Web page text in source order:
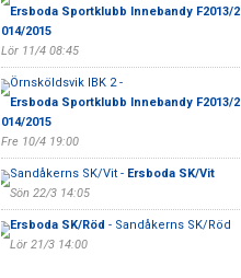
Ersboda Sportklubb Innebandy F2013/2
014/2015
Lör 11/4 08:45
Örnsköldsvik IBK 2 -
Ersboda Sportklubb Innebandy F2013/2
014/2015
Fre 10/4 19:00
Sandåkerns SK/Vit - Ersboda SK/Vit
Sön 22/3 14:05
Ersboda SK/Röd - Sandåkerns SK/Röd
Lör 21/3 14:00